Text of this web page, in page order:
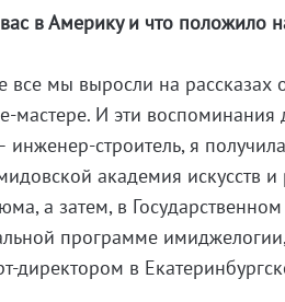
в Америку и что положило
все мы выросли на
И эти воспоминания
строитель, я
академия искусств и
а затем, в Государственном
программе
директором в